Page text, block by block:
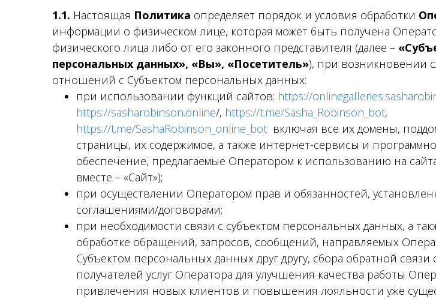
1.1. Настоящая Политика определяет порядок и условия обработки
информации о физическом лице, которая может быть получена
физического лица либо от его законного представителя (далее –
персональных данных», «Вы», «Посетитель»), при возникновении
отношений с Субъектом персональных данных:
при использовании функций сайтов: https://
https://sasharobinson.online/, https://t.me/Sasha_Robinson_bot,
https://t.me/SashaRobinson_online_bot включая все их домены,
страницы, их содержимое, а также интернет-сервисы и
обеспечение, предлагаемые Оператором к использованию на
вместе – «Сайт»);
при осуществлении Оператором прав и обязанностей,
соглашениями/договорами;
при необходимости связи с субъектом персональных данных, а
обработке обращений, запросов, сообщений, направляемых
Субъектом персональных данных друг другу, сбора обратной связи
получателей услуг Оператора для улучшения качества работы
привлечения новых клиентов и повышения лояльности уже